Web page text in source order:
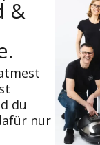
&
du
nur